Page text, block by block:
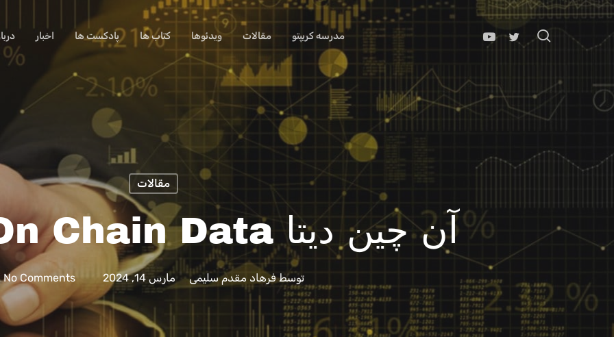
Skip
to
مدرسه کریپتو مقالات ویدئوها کتاب ها پادکست ها اخبار search
مقالات
آن چین دیتا On Chain Data چیست؟
توسط فرهاد مقدم سلیمی مارس 14, 2024 No Comments